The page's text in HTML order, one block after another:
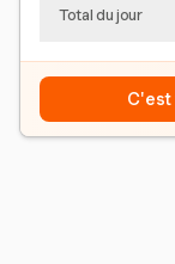
Total du jour
C'est